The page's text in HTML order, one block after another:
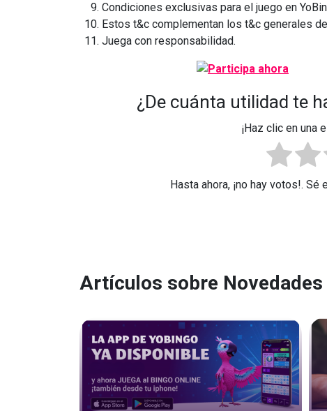
Condiciones exclusivas para el juego en
Estos t&c complementan los t&c generales
Juega con responsabilidad.
¿De cuánta utilidad te
¡Haz clic en una
Hasta ahora, ¡no hay votos!.
Artículos sobre Novedades